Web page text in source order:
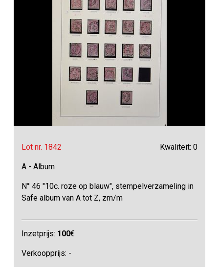
Lot nr. 1842 Kwaliteit: 0
A - Album
N° 46 "10c. roze op blauw", stempelverzameling in
Safe album van A tot Z, zm/m
Inzetprijs: 100€
Verkoopprijs: -